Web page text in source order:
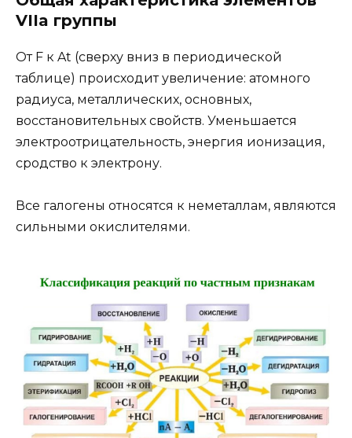
VIIa группы
От F к At (сверху вниз в периодической
таблице) происходит увеличение: атомного
радиуса, металлических, основных,
восстановительных свойств. Уменьшается
электроотрицательность, энергия ионизация,
сродство к электрону.
Все галогены относятся к неметаллам, являются
сильными окислителями.